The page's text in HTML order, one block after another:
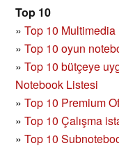
Top 10
» Top 10
» Top 10 oyun
» Top 10 bütçeye
Notebook Listesi
» Top 10 Premium
» Top 10 Çalışma
» Top 10